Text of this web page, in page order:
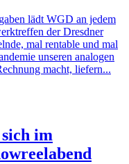
lädt WGD an jedem
der Dresdner
mal rentable und mal
unseren analogen
macht, liefern...
im